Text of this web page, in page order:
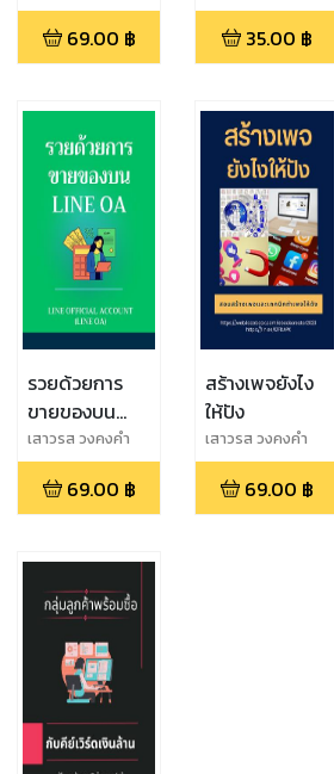
69.00 ฿ 35.00 ฿
รวยด้วยการ
ขายของบน
Line OA
เสาวรส วงคงคำ
69.00 ฿
สร้างเพจยังไง
ให้ปัง
เสาวรส วงคงคำ
69.00 ฿